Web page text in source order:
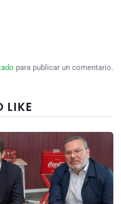
para publicar un comentario.
LIKE